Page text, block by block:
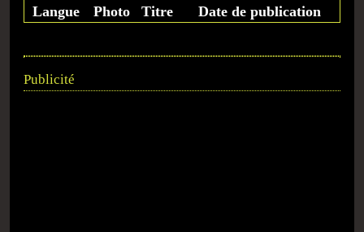
Langue
Photo Titre Date de publication
Publicité